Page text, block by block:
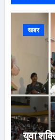
खबर
युवा